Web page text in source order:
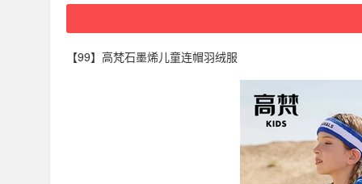
【99】高梵石墨烯儿童连帽羽绒服